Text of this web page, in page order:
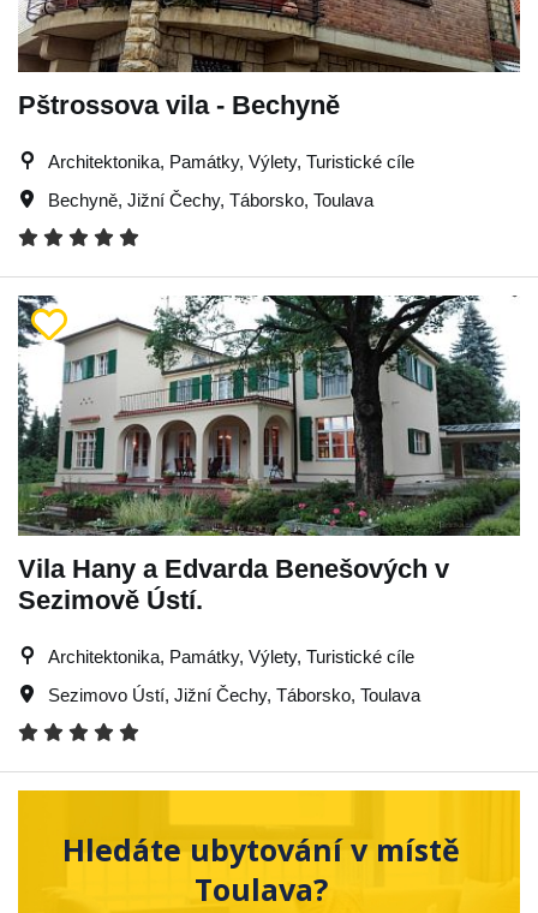
Pštrossova vila - Bechyně
Architektonika, Památky, Výlety, Turistické cíle
Bechyně, Jižní Čechy, Táborsko, Toulava
Vila Hany a Edvarda Benešových v
Sezimově Ústí.
Architektonika, Památky, Výlety, Turistické cíle
Sezimovo Ústí, Jižní Čechy, Táborsko, Toulava
Hledáte ubytování v místě
Toulava?